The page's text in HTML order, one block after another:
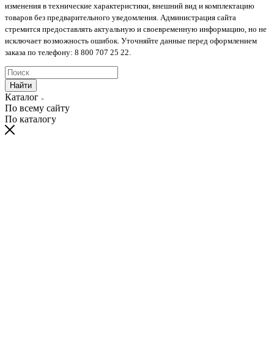
изменения в технические характеристики, внешний вид и комплектацию
товаров без предварительного уведомления. Администрация сайта
стремится предоставлять актуальную и своевременную информацию, но не
исключает возможность ошибок. Уточняйте данные перед оформлением
заказа по телефону: 8 800 707 25 22.
Найти
Каталог
По всему сайту
По каталогу